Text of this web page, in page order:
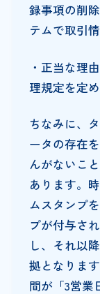
録事項の削
テムで取引
・正当な理
理規定を定
ちなみに、
ータの存在
んがないこ
あります。
ムスタンプ
プが付与さ
し、それ以
拠となりま
間が「3営業